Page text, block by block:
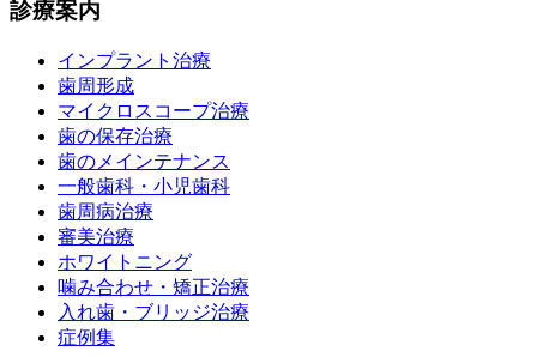
診療案内
インプラント治療
歯周形成
マイクロスコープ治療
歯の保存治療
歯のメインテナンス
一般歯科・小児歯科
歯周病治療
審美治療
ホワイトニング
噛み合わせ・矯正治療
入れ歯・ブリッジ治療
症例集